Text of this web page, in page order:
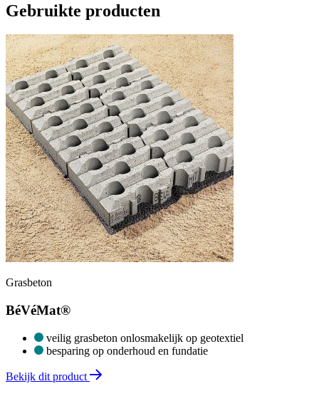
Gebruikte producten
Grasbeton
BéVéMat®
veilig grasbeton onlosmakelijk op geotextiel
besparing op onderhoud en fundatie
Bekijk dit product